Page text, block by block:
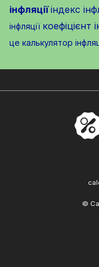
інфляції індекс
інфляції коефіцієнт
це калькулятор
©